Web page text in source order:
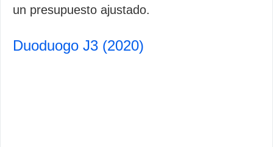
un presupuesto ajustado.
Duoduogo J3 (2020)